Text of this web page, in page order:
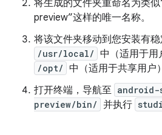
将生成的文件夹重命名为类
preview”这样的唯一名称。
将该文件夹移动到您安装有
/usr/local/ 中（适用于用
/opt/ 中（适用于共享用户
打开终端，导航至
preview/bin/ 并执行